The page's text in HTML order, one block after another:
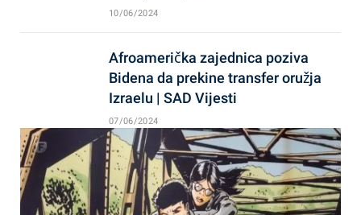
10/06/2024
Afroamerička zajednica poziva
Bidena da prekine transfer oružja
Izraelu | SAD Vijesti
07/06/2024